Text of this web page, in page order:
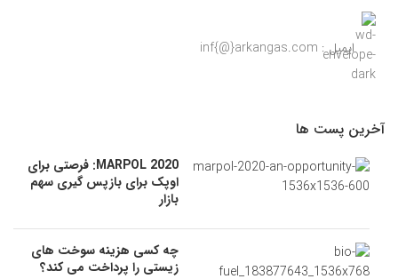
ایمیل : inf{@}arkangas.com
آخرین پست ها
MARPOL 2020: فرصتی برای
اوپک برای بازپس گیری سهم
بازار
چه کسی هزینه سوخت های
زیستی را پرداخت می کند؟